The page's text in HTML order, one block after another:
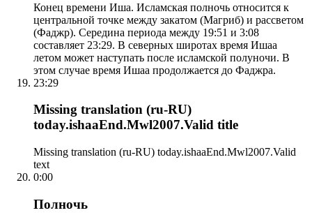
Конец времени Иша. Исламская полночь относится к
центральной точке между закатом (Магриб) и рассветом
(Фаджр). Середина периода между 19:51 и 3:08
составляет 23:29. В северных широтах время Ишаа
летом может наступать после исламской полуночи. В
этом случае время Ишаа продолжается до Фаджра.
23:29
Missing translation (ru-RU)
today.ishaaEnd.Mwl2007.Valid title
Missing translation (ru-RU) today.ishaaEnd.Mwl2007.Valid
text
0:00
Полночь